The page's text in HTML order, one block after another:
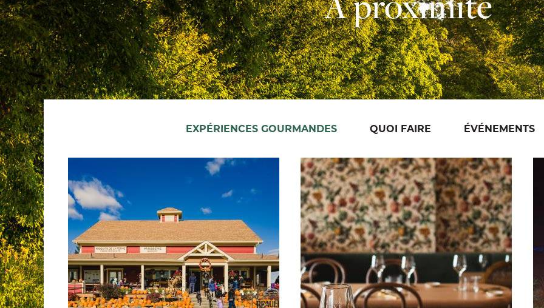
EXPÉRIENCES GOURMANDES QUOI FAIRE ÉVÉNEMENTS